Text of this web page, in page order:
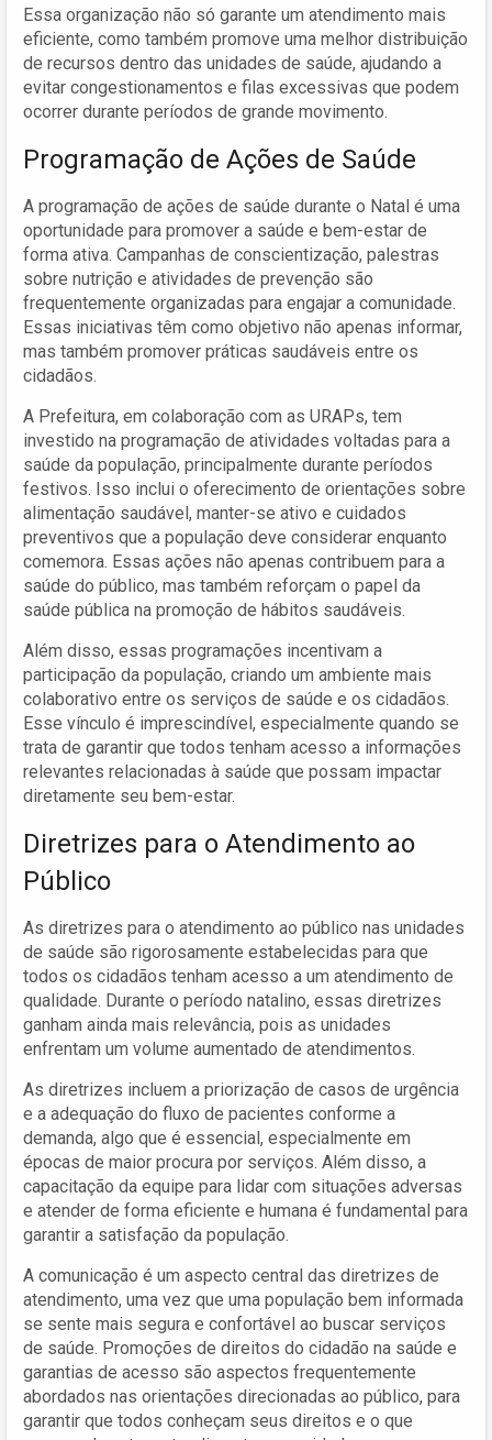
Essa organização não só garante um atendimento mais
eficiente, como também promove uma melhor distribuição
de recursos dentro das unidades de saúde, ajudando a
evitar congestionamentos e filas excessivas que podem
ocorrer durante períodos de grande movimento.
Programação de Ações de Saúde
A programação de ações de saúde durante o Natal é uma
oportunidade para promover a saúde e bem-estar de
forma ativa. Campanhas de conscientização, palestras
sobre nutrição e atividades de prevenção são
frequentemente organizadas para engajar a comunidade.
Essas iniciativas têm como objetivo não apenas informar,
mas também promover práticas saudáveis entre os
cidadãos.
A Prefeitura, em colaboração com as URAPs, tem
investido na programação de atividades voltadas para a
saúde da população, principalmente durante períodos
festivos. Isso inclui o oferecimento de orientações sobre
alimentação saudável, manter-se ativo e cuidados
preventivos que a população deve considerar enquanto
comemora. Essas ações não apenas contribuem para a
saúde do público, mas também reforçam o papel da
saúde pública na promoção de hábitos saudáveis.
Além disso, essas programações incentivam a
participação da população, criando um ambiente mais
colaborativo entre os serviços de saúde e os cidadãos.
Esse vínculo é imprescindível, especialmente quando se
trata de garantir que todos tenham acesso a informações
relevantes relacionadas à saúde que possam impactar
diretamente seu bem-estar.
Diretrizes para o Atendimento ao
Público
As diretrizes para o atendimento ao público nas unidades
de saúde são rigorosamente estabelecidas para que
todos os cidadãos tenham acesso a um atendimento de
qualidade. Durante o período natalino, essas diretrizes
ganham ainda mais relevância, pois as unidades
enfrentam um volume aumentado de atendimentos.
As diretrizes incluem a priorização de casos de urgência
e a adequação do fluxo de pacientes conforme a
demanda, algo que é essencial, especialmente em
épocas de maior procura por serviços. Além disso, a
capacitação da equipe para lidar com situações adversas
e atender de forma eficiente e humana é fundamental para
garantir a satisfação da população.
A comunicação é um aspecto central das diretrizes de
atendimento, uma vez que uma população bem informada
se sente mais segura e confortável ao buscar serviços
de saúde. Promoções de direitos do cidadão na saúde e
garantias de acesso são aspectos frequentemente
abordados nas orientações direcionadas ao público, para
garantir que todos conheçam seus direitos e o que